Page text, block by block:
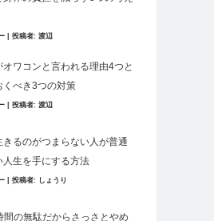
投稿者: 渡辺
オワコンと言われる理由4つと
くべき3つの対策
投稿者: 渡辺
きるのがつまらない人が普通
人生を手にする方法
投稿者: しょうり
間の無駄だからさっさとやめ